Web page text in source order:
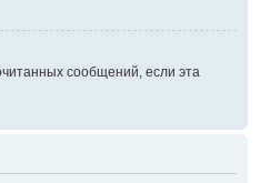
сообщений, если эта